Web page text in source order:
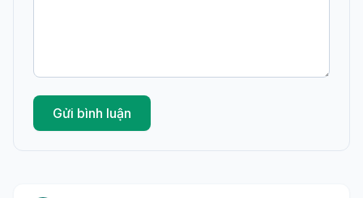
Gửi bình luận